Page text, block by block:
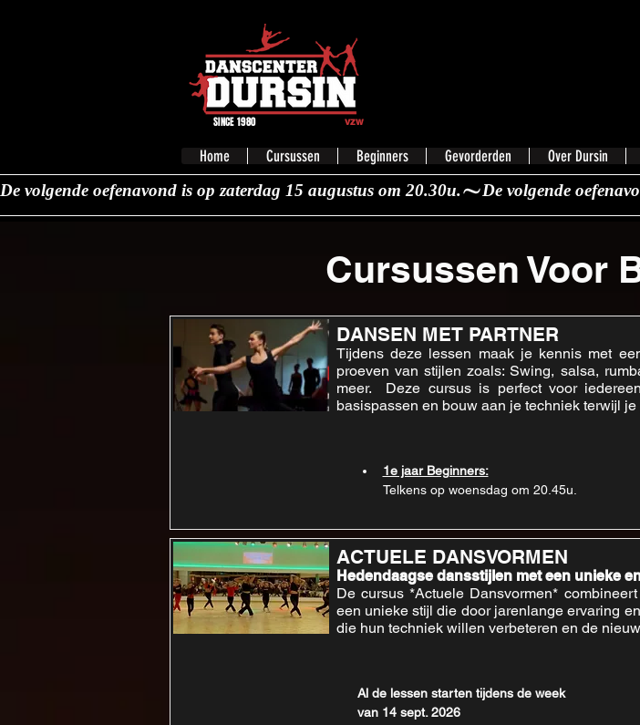
SINCE 1980 vzw
Home Cursussen Beginners Gevorderden Over Dursin
De volgende oefenavond is op zaterdag 15 augustus om 20.30u.
Cursussen Voor
DANSEN MET PARTNER
Tijdens deze lessen maak je kennis met
proeven van stijlen zoals: Swing, salsa,
meer. Deze cursus is perfect voor
basispassen en bouw aan je techniek terwijl
1e jaar Beginners:
Telkens op woensdag om 20.45u.
ACTUELE DANSVORMEN
Hedendaagse dansstijlen met een unieke
De cursus *Actuele Dansvormen*
een unieke stijl die door jarenlange ervaring
die hun techniek willen verbeteren en de
Al de lessen starten tijdens de week
van 14 sept. 2026